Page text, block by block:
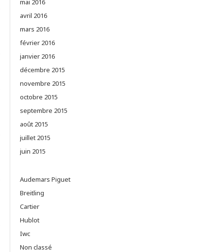
mai 2016
avril 2016
mars 2016
février 2016
janvier 2016
décembre 2015
novembre 2015
octobre 2015
septembre 2015
août 2015
juillet 2015
juin 2015
Audemars Piguet
Breitling
Cartier
Hublot
Iwc
Non classé